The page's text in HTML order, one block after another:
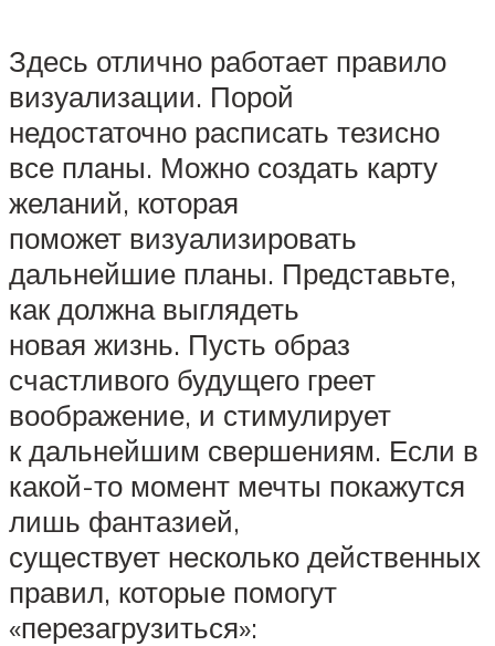
Здесь отлично работает правило
визуализации. Порой
недостаточно расписать тезисно
все планы. Можно создать карту
желаний, которая
поможет визуализировать
дальнейшие планы. Представьте,
как должна выглядеть
новая жизнь. Пусть образ
счастливого будущего греет
воображение, и стимулирует
к дальнейшим свершениям. Если в
какой-то момент мечты покажутся
лишь фантазией,
существует несколько действенных
правил, которые помогут
«перезагрузиться»: